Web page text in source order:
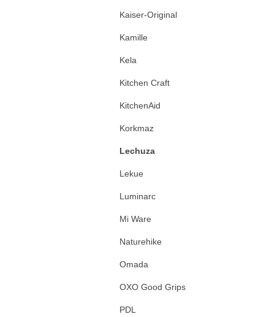
Kaiser-Original
Kamille
Kela
Kitchen Craft
KitchenAid
Korkmaz
Lechuza
Lekue
Luminarc
Mi Ware
Naturehike
Omada
OXO Good Grips
PDL